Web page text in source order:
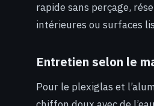
rapide sans perçage,
intérieures ou surfaces
Entretien selon le
Pour le plexiglas et